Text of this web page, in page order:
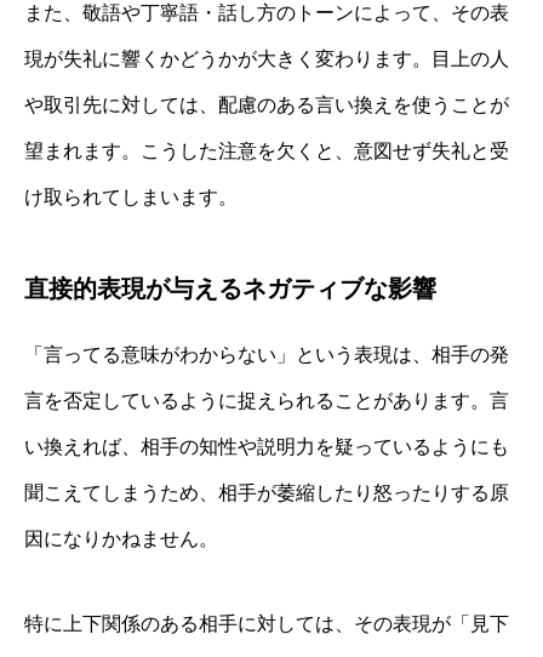
また、敬語や丁寧語・話し方のトーンによって、その表
現が失礼に響くかどうかが大きく変わります。目上の人
や取引先に対しては、配慮のある言い換えを使うことが
望まれます。こうした注意を欠くと、意図せず失礼と受
け取られてしまいます。
直接的表現が与えるネガティブな影響
「言ってる意味がわからない」という表現は、相手の発
言を否定しているように捉えられることがあります。言
い換えれば、相手の知性や説明力を疑っているようにも
聞こえてしまうため、相手が萎縮したり怒ったりする原
因になりかねません。
特に上下関係のある相手に対しては、その表現が「見下